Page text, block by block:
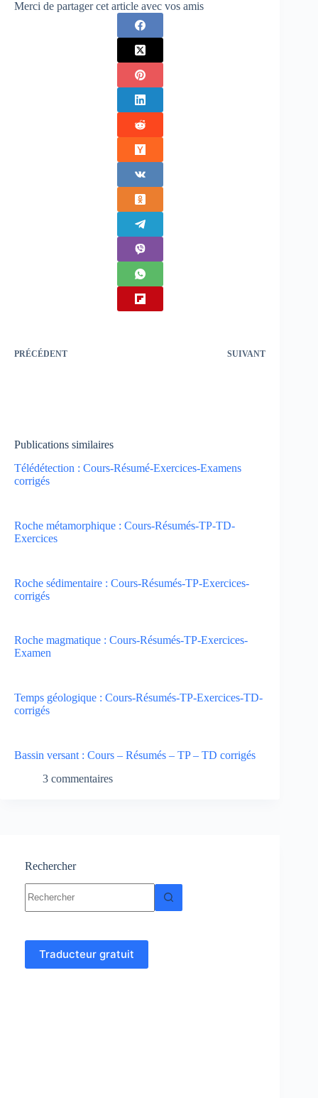
Merci de partager cet article avec vos amis
PRÉCÉDENT SUIVANT
Publications similaires
Télédétection : Cours-Résumé-Exercices-Examens
corrigés
Roche métamorphique : Cours-Résumés-TP-TD-
Exercices
Roche sédimentaire : Cours-Résumés-TP-Exercices-
corrigés
Roche magmatique : Cours-Résumés-TP-Exercices-
Examen
Temps géologique : Cours-Résumés-TP-Exercices-TD-
corrigés
Bassin versant : Cours – Résumés – TP – TD corrigés
3 commentaires
Rechercher
résultat
Traducteur gratuit